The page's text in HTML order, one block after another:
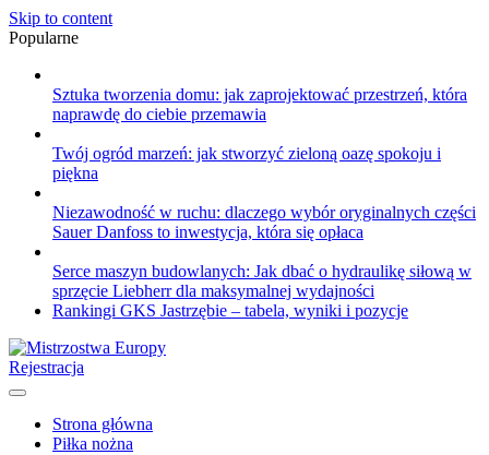
Skip to content
Popularne
Sztuka tworzenia domu: jak zaprojektować przestrzeń, która
naprawdę do ciebie przemawia
Twój ogród marzeń: jak stworzyć zieloną oazę spokoju i
piękna
Niezawodność w ruchu: dlaczego wybór oryginalnych części
Sauer Danfoss to inwestycja, która się opłaca
Serce maszyn budowlanych: Jak dbać o hydraulikę siłową w
sprzęcie Liebherr dla maksymalnej wydajności
Rankingi GKS Jastrzębie – tabela, wyniki i pozycje
Rejestracja
Strona główna
Piłka nożna